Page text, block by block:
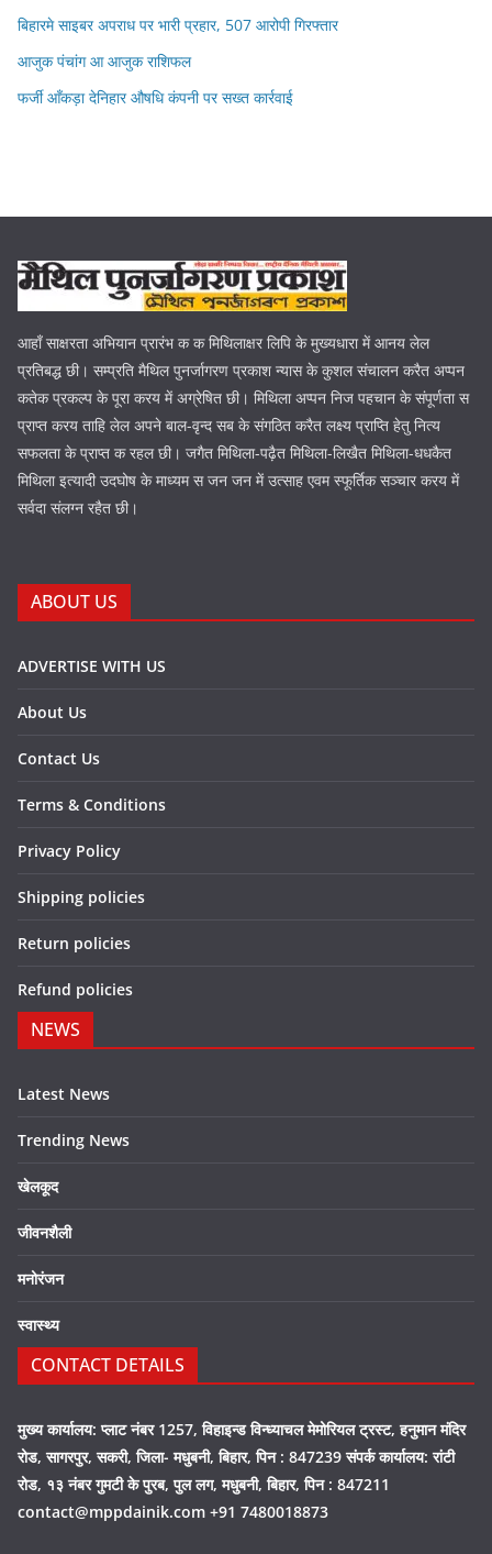
बिहारमे साइबर अपराध पर भारी प्रहार, 507 आरोपी गिरफ्तार
आजुक पंचांग आ आजुक राशिफल
फर्जी आँकड़ा देनिहार औषधि कंपनी पर सख्त कार्रवाई
आहाँ साक्षरता अभियान प्रारंभ क क मिथिलाक्षर लिपि के मुख्यधारा में आनय लेल
प्रतिबद्ध छी। सम्प्रति मैथिल पुनर्जागरण प्रकाश न्यास के कुशल संचालन करैत अप्पन
कतेक प्रकल्प के पूरा करय में अग्रेषित छी। मिथिला अप्पन निज पहचान के संपूर्णता स
प्राप्त करय ताहि लेल अपने बाल-वृन्द सब के संगठित करैत लक्ष्य प्राप्ति हेतु नित्य
सफलता के प्राप्त क रहल छी। जगैत मिथिला-पढ़ैत मिथिला-लिखैत मिथिला-धधकैत
मिथिला इत्यादी उदघोष के माध्यम स जन जन में उत्साह एवम स्फूर्तिक सञ्चार करय में
सर्वदा संलग्न रहैत छी।
ABOUT US
ADVERTISE WITH US
About Us
Contact Us
Terms & Conditions
Privacy Policy
Shipping policies
Return policies
Refund policies
NEWS
Latest News
Trending News
खेलकूद
जीवनशैली
मनोरंजन
स्वास्थ्य
CONTACT DETAILS
मुख्य कार्यालय: प्लाट नंबर 1257, विहाइन्ड विन्ध्याचल मेमोरियल ट्रस्ट, हनुमान मंदिर
रोड, सागरपुर, सकरी, जिला- मधुबनी, बिहार, पिन : 847239 संपर्क कार्यालय: रांटी
रोड, १३ नंबर गुमटी के पुरब, पुल लग, मधुबनी, बिहार, पिन : 847211
contact@mppdainik.com +91 7480018873